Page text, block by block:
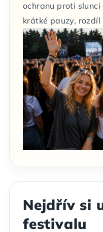
ochranu proti
krátké pauzy,
Nejdřív si
festivalu